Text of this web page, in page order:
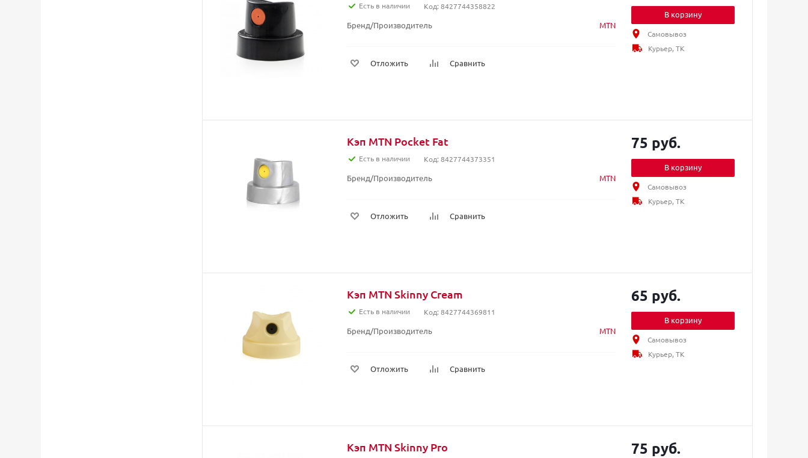
Есть в наличии Код: 8427744358822
Бренд/Производитель MTN
Отложить Сравнить
В корзину
Самовывоз
Курьер, ТК
Кэп MTN Pocket Fat
Есть в наличии Код: 8427744373351
Бренд/Производитель MTN
Отложить Сравнить
75 руб.
В корзину
Самовывоз
Курьер, ТК
Кэп MTN Skinny Cream
Есть в наличии Код: 8427744369811
Бренд/Производитель MTN
Отложить Сравнить
65 руб.
В корзину
Самовывоз
Курьер, ТК
Кэп MTN Skinny Pro 75 руб.